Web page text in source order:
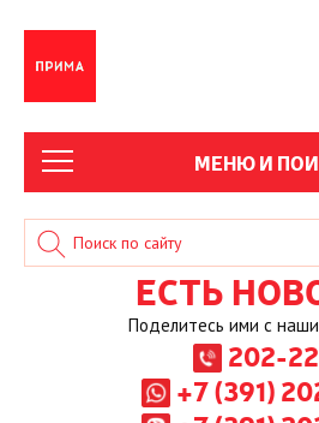
МЕНЮ И
ЕСТЬ
Поделитесь ими с
202-
+7 (391)